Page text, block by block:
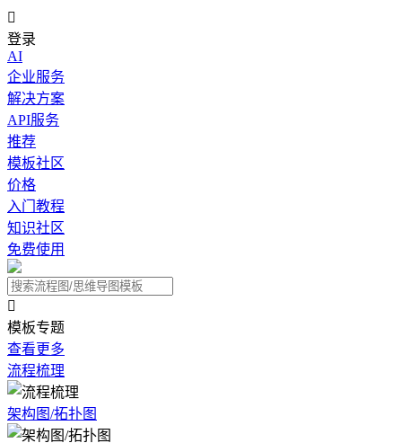

登录
AI
企业服务
解决方案
API服务
推荐
模板社区
价格
入门教程
知识社区
免费使用

模板专题
查看更多
流程梳理
架构图/拓扑图